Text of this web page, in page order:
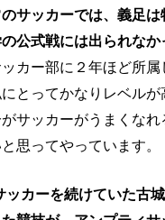
サッカーでは、義足
公式戦には出られなか
カー部に２年ほど所属
とってかなりレベルが
サッカーがうまくなれ
思ってやっています。
カーを続けていた古城